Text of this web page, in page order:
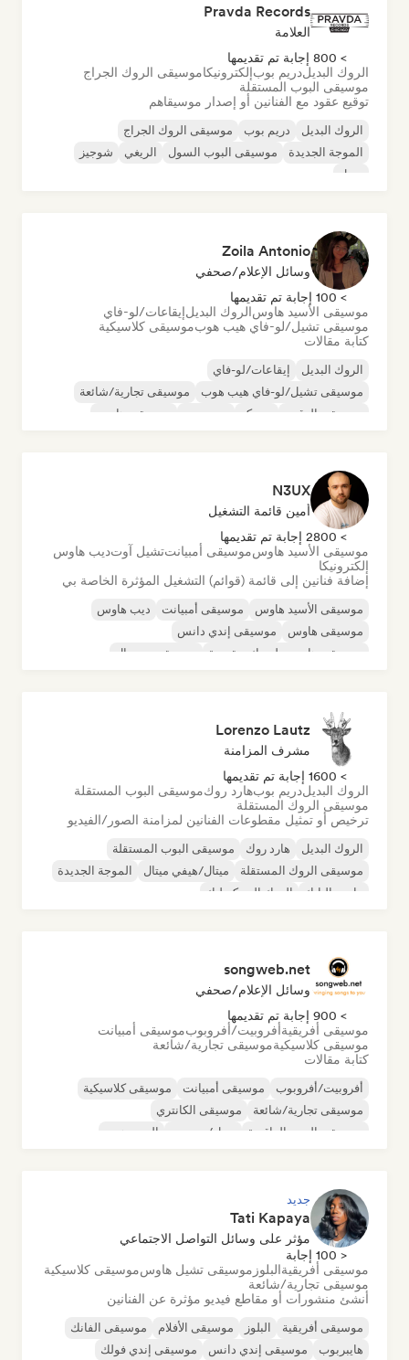
Pravda Records
العلامة
> 800 إجابة تم تقديمها
الروك البديلدريم بوبإلكترونيكاموسيقى الروك الجراج
موسيقى البوب المستقلة
توقيع عقود مع الفنانين أو إصدار موسيقاهم
الروك البديل دريم بوب
موسيقى الروك الجراج
الموجة الجديدة
موسيقى البوب السول الريغي
شوجيز
سول
Zoila Antonio
وسائل الإعلام/صحفي
> 100 إجابة تم تقديمها
موسيقى الأسيد هاوسالروك البديلإيقاعات/لو-فاي
موسيقى تشيل/لو-فاي هيب هوبموسيقى كلاسيكية
كتابة مقالات
الروك البديل
إيقاعات/لو-فاي
موسيقى تشيل/لو-فاي هيب هوب
موسيقى تجارية/شائعة
موسيقى الرقص
ديسكو موسيقى هاوس
N3UX
أمين قائمة التشغيل
> 2800 إجابة تم تقديمها
موسيقى الأسيد هاوسموسيقى أمبيانتتشيل آوتديب هاوس
إلكترونيكا
إضافة فنانين إلى قائمة (قوائم) التشغيل المؤثرة الخاصة بي
موسيقى الأسيد هاوس موسيقى أمبيانت
ديب هاوس
موسيقى هاوس
موسيقى إندي دانس
موسيقى هاوس ملوديك وتقدمية
موسيقى مينيمال
Lorenzo Lautz
مشرف المزامنة
> 1600 إجابة تم تقديمها
الروك البديلدريم بوبهارد روكموسيقى البوب المستقلة
موسيقى الروك المستقلة
ترخيص أو تمثيل مقطوعات الفنانين لمزامنة الصور/الفيديو
الروك البديل هارد روك
موسيقى البوب المستقلة
موسيقى الروك المستقلة
ميتال/هيفي ميتال
الموجة الجديدة
ما بعد البانك
الروك السيكديليك
songweb.net
وسائل الإعلام/صحفي
> 900 إجابة تم تقديمها
موسيقى أفريقيةأفروبيت/أفروبوبموسيقى أمبيانت
موسيقى كلاسيكيةموسيقى تجارية/شائعة
كتابة مقالات
أفروبيت/أفروبوب موسيقى أمبيانت
موسيقى كلاسيكية
موسيقى تجارية/شائعة
موسيقى الكانتري
موسيقى البوب الراقصة
دريل/جيرسي الهيب هوب
جديد
Tati Kapaya
مؤثر على وسائل التواصل الاجتماعي
< 100 إجابة
موسيقى أفريقيةالبلوز موسيقى تشيل هاوسموسيقى كلاسيكية
موسيقى تجارية/شائعة
أنشئ منشورات أو مقاطع فيديو مؤثرة عن الفنانين
موسيقى أفريقية البلوز موسيقى الأفلام
موسيقى الفانك
هايبربوب
موسيقى إندي دانس موسيقى إندي فولك